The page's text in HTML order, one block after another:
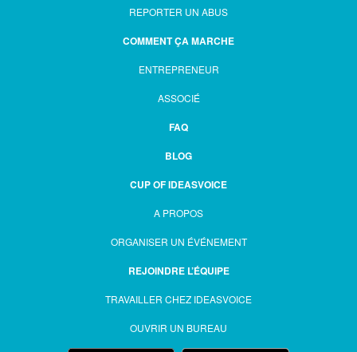
REPORTER UN ABUS
COMMENT ÇA MARCHE
ENTREPRENEUR
ASSOCIÉ
FAQ
BLOG
CUP OF IDEASVOICE
A PROPOS
ORGANISER UN ÉVÉNEMENT
REJOINDRE L’ÉQUIPE
TRAVAILLER CHEZ IDEASVOICE
OUVRIR UN BUREAU